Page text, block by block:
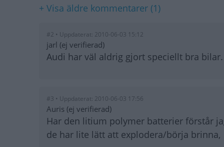
+ Visa äldre kommentarer (1)
#2 • Uppdaterat: 2010-06-03 15:12
jarl (ej verifierad)
Audi har väl aldrig gjort speciellt bra bilar.
#3 • Uppdaterat: 2010-06-03 17:56
Auris (ej verifierad)
Har den litium polymer batterier förstår
de har lite lätt att explodera/börja brinna,